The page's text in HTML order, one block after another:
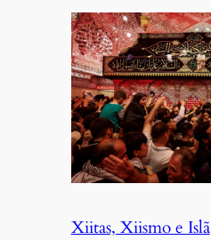
Xiitas, Xiismo e Islã